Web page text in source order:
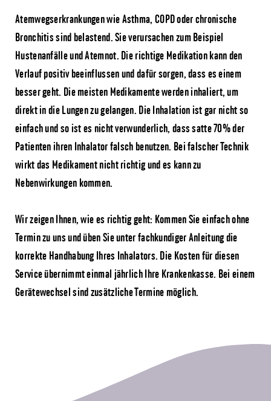
Atemwegserkrankungen wie Asthma, COPD oder chronische
Bronchitis sind belastend. Sie verursachen zum Beispiel
Hustenanfälle und Atemnot. Die richtige Medikation kann den
Verlauf positiv beeinflussen und dafür sorgen, dass es einem
besser geht. Die meisten Medikamente werden inhaliert, um
direkt in die Lungen zu gelangen. Die Inhalation ist gar nicht so
einfach und so ist es nicht verwunderlich, dass satte 70% der
Patienten ihren Inhalator falsch benutzen. Bei falscher Technik
wirkt das Medikament nicht richtig und es kann zu
Nebenwirkungen kommen.
Wir zeigen Ihnen, wie es richtig geht: Kommen Sie einfach ohne
Termin zu uns und üben Sie unter fachkundiger Anleitung die
korrekte Handhabung Ihres Inhalators. Die Kosten für diesen
Service übernimmt einmal jährlich Ihre Krankenkasse. Bei einem
Gerätewechsel sind zusätzliche Termine möglich.